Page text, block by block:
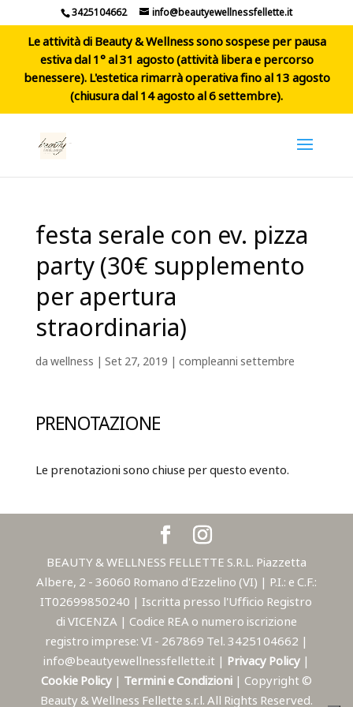
3425104662 info@beautyewellnessfellette.it
Le attività di Beauty & Wellness sono sospese per pausa
estiva dal 1° al 31 agosto (attività libera e percorso
benessere). L'estetica rimarrà operativa fino al 13 agosto
(chiusura dal 14 agosto al 6 settembre).
festa serale con ev. pizza
party (30€ supplemento
per apertura
straordinaria)
dawellness | Set 27, 2019 | compleanni settembre
PRENOTAZIONE
Le prenotazioni sono chiuse per questo evento.
BEAUTY & WELLNESS FELLETTE S.R.L. Piazzetta
Albere, 2 - 36060 Romano d'Ezzelino (VI) | P.I.: e C.F.:
IT02699850240 | Iscritta presso l'Ufficio Registro
di VICENZA | Codice REA o numero iscrizione
registro imprese: VI - 267869 Tel. 3425104662 |
info@beautyewellnessfellette.it | Privacy Policy |
Cookie Policy | Termini e Condizioni | Copyright ©
Beauty & Wellness Fellette s.r.l. All Rights Reserved.